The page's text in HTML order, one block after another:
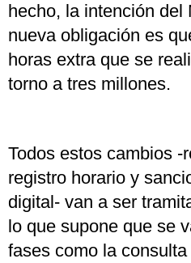
hecho, la intención
nueva obligación es
horas extra que se
torno a tres millones.
Todos estos cambios -
registro horario y
digital- van a ser
lo que supone que se
fases como la